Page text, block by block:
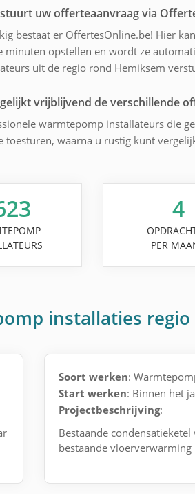
uw offerteaanvraag via
bestaat er OffertesOnline.be! Hier
minuten opstellen en wordt ze
uit de regio rond Hemiksem
vrijblijvend de verschillende
warmtepomp installateurs die
toesturen, waarna u rustig kunt
4
PER
installaties
Soort werken:
Start werken: Binnen het
Projectbeschrijving:
Bestaande
bestaande vloerverwarming